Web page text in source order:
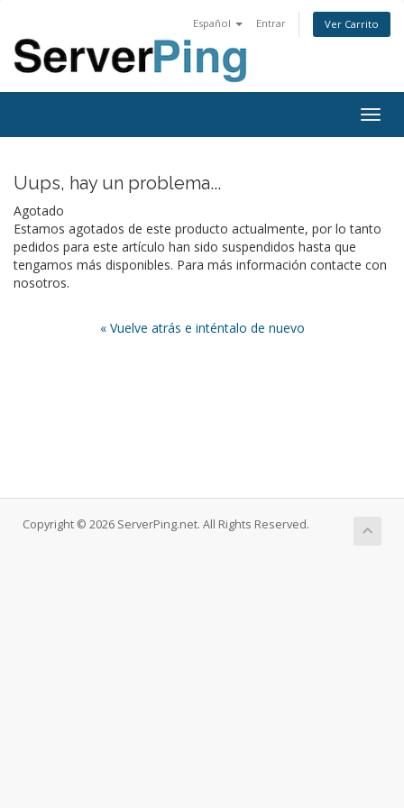
Español Entrar Ver Carrito
Uups, hay un problema...
Agotado
Estamos agotados de este producto actualmente, por lo tanto
pedidos para este artículo han sido suspendidos hasta que
tengamos más disponibles. Para más información contacte con
nosotros.
« Vuelve atrás e inténtalo de nuevo
Copyright © 2026 ServerPing.net. All Rights Reserved.